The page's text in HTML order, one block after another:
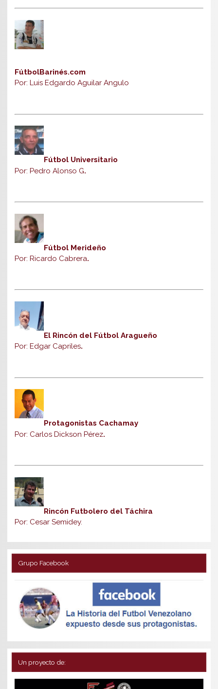
FútbolBarinés.com
Por: Luis Edgardo Aguilar Angulo
Fútbol Universitario
Por: Pedro Alonso G.
Fútbol Merideño
Por: Ricardo Cabrera.
El Rincón del Fútbol Aragueño
Por: Edgar Capriles.
Protagonistas Cachamay
Por: Carlos Dickson Pérez.
Rincón Futbolero del Táchira
Por: Cesar Semidey.
Grupo Facebook
Un proyecto de: